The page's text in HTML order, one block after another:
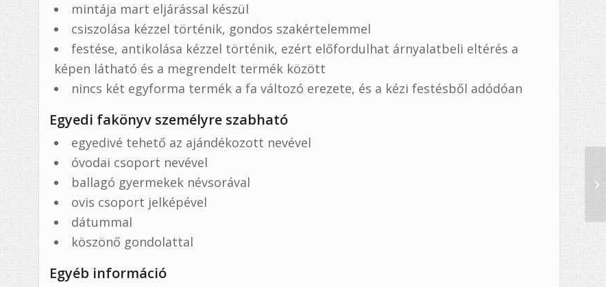
mintája mart eljárással készül
csiszolása kézzel történik, gondos szakértelemmel
festése, antikolása kézzel történik, ezért előfordulhat árnyalatbeli eltérés a
képen látható és a megrendelt termék között
nincs két egyforma termék a fa változó erezete, és a kézi festésből adódóan
Egyedi fakönyv személyre szabható
egyedivé tehető az ajándékozott nevével
óvodai csoport nevével
ballagó gyermekek névsorával
ovis csoport jelképével
dátummal
köszönő gondolattal
Egyéb információ